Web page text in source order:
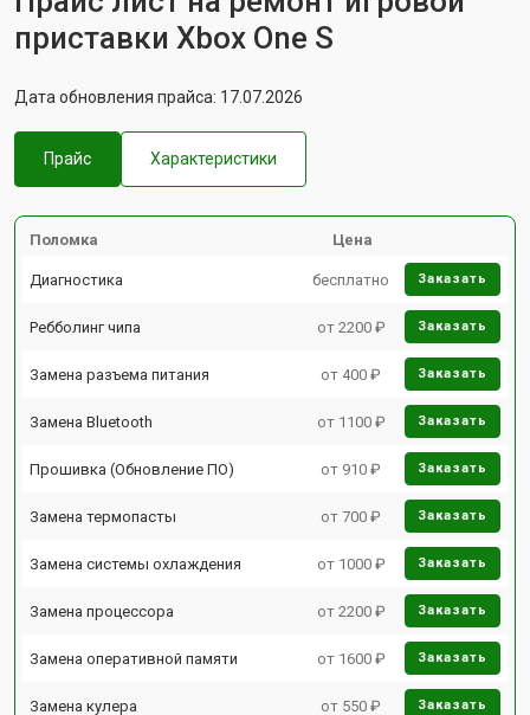
приставки Xbox One S
Дата обновления прайса: 17.07.2026
Прайс Характеристики
Поломка Цена
Диагностика бесплатно Заказать
Ребболинг чипа от 2200 ₽ Заказать
Замена разъема питания от 400 ₽ Заказать
Замена Bluetooth от 1100 ₽ Заказать
Прошивка (Обновление ПО) от 910 ₽ Заказать
Замена термопасты от 700 ₽ Заказать
Замена системы охлаждения от 1000 ₽ Заказать
Замена процессора от 2200 ₽ Заказать
Замена оперативной памяти от 1600 ₽ Заказать
Замена кулера от 550 ₽ Заказать